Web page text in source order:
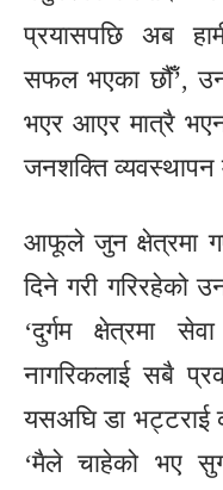
प्रयासपछि अब
सफल भएका छौंँ’,
भएर आएर मात्रै
जनशक्ति व्यवस्थापन
आफूले जुन क्षेत्रमा
दिने गरी गरिरहेको
‘दुर्गम क्षेत्रमा
नागरिकलाई सबै
यसअघि डा भट्टराई
‘मैले चाहेको भए